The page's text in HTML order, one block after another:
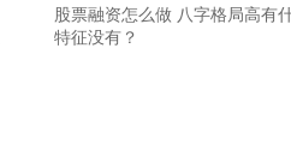
股票融资怎么做 八字格局高有
特征没有？